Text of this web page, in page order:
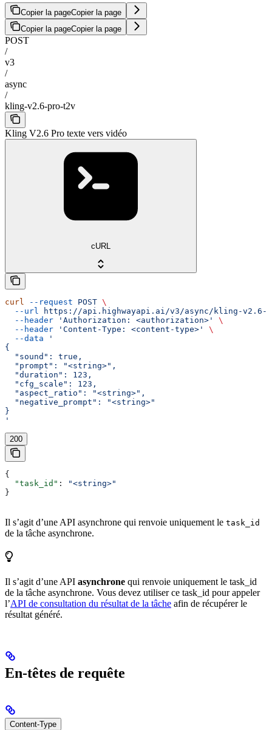
Copier la pageCopier la page
Copier la pageCopier la page
POST
/
v3
/
async
/
kling-v2.6-pro-t2v
Kling V2.6 Pro texte vers vidéo
cURL
curl --request POST \
  --url
https://api.highwayapi.ai/v3/async/kling-v2.6-
  --header
'Authorization: <authorization>'
\
  --header
'Content-Type: <content-type>'
\
  --data
'
{
  "sound": true,
  "prompt": "<string>",
  "duration": 123,
  "cfg_scale": 123,
  "aspect_ratio": "<string>",
  "negative_prompt": "<string>"
}
'
200
{
  "task_id"
:
"<string>"
}
Il s’agit d’une API asynchrone qui renvoie uniquement le task_id
de la tâche asynchrone.
Il s’agit d’une API asynchrone qui renvoie uniquement le task_id
de la tâche asynchrone. Vous devez utiliser ce task_id pour appeler
l’API de consultation du résultat de la tâche afin de récupérer le
résultat généré.
En-têtes de requête
Content-Type